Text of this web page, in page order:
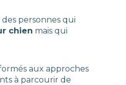
personnes qui
chien mais qui
aux approches
à parcourir de